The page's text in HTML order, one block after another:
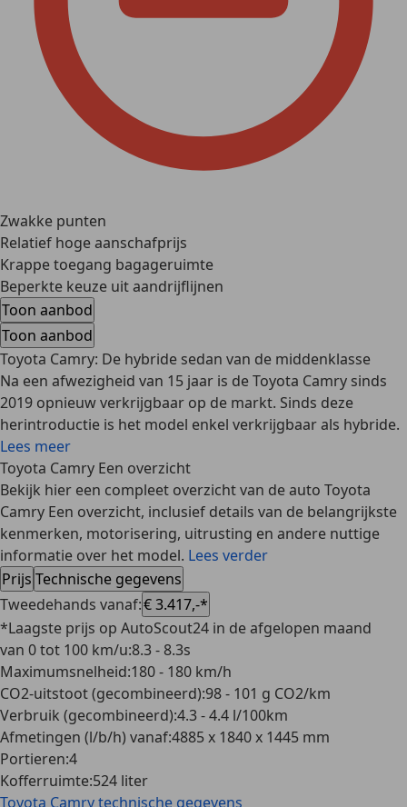
Zwakke punten
Relatief hoge aanschafprijs
Krappe toegang bagageruimte
Beperkte keuze uit aandrijflijnen
Toon aanbod
Toon aanbod
Toyota Camry: De hybride sedan van de middenklasse
Na een afwezigheid van 15 jaar is de Toyota Camry sinds
2019 opnieuw verkrijgbaar op de markt. Sinds deze
herintroductie is het model enkel verkrijgbaar als hybride.
Lees meer
Toyota Camry Een overzicht
Bekijk hier een compleet overzicht van de auto Toyota
Camry Een overzicht, inclusief details van de belangrijkste
kenmerken, motorisering, uitrusting en andere nuttige
informatie over het model. Lees verder
Prijs Technische gegevens
Tweedehands vanaf:€ 3.417,-*
*Laagste prijs op AutoScout24 in de afgelopen maand
van 0 tot 100 km/u:8.3 - 8.3s
Maximumsnelheid:180 - 180 km/h
CO2-uitstoot (gecombineerd):98 - 101 g CO2/km
Verbruik (gecombineerd):4.3 - 4.4 l/100km
Afmetingen (l/b/h) vanaf:4885 x 1840 x 1445 mm
Portieren:4
Kofferruimte:524 liter
Toyota Camrytechnische gegevens